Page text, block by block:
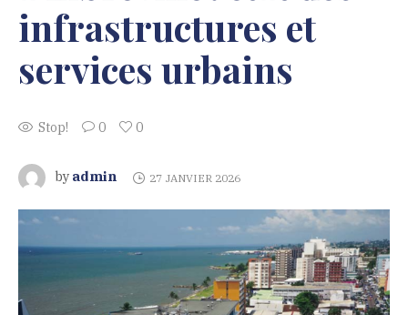
infrastructures et
services urbains
Stop! 0 0
by admin 27 JANVIER 2026